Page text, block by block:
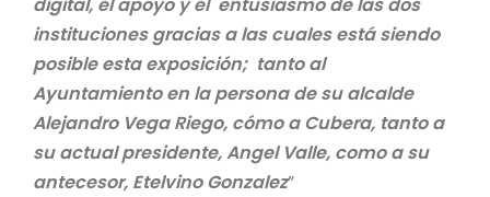
digital, el apoyo y el entusiasmo de las dos
instituciones gracias a las cuales está siendo
posible esta exposición; tanto al
Ayuntamiento en la persona de su alcalde
Alejandro Vega Riego, cómo a Cubera, tanto a
su actual presidente, Angel Valle, como a su
antecesor, Etelvino Gonzalez”